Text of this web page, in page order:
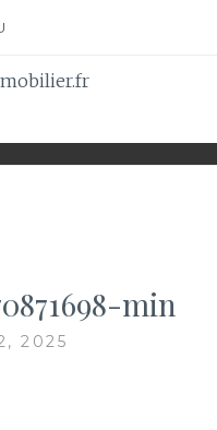
min
2025